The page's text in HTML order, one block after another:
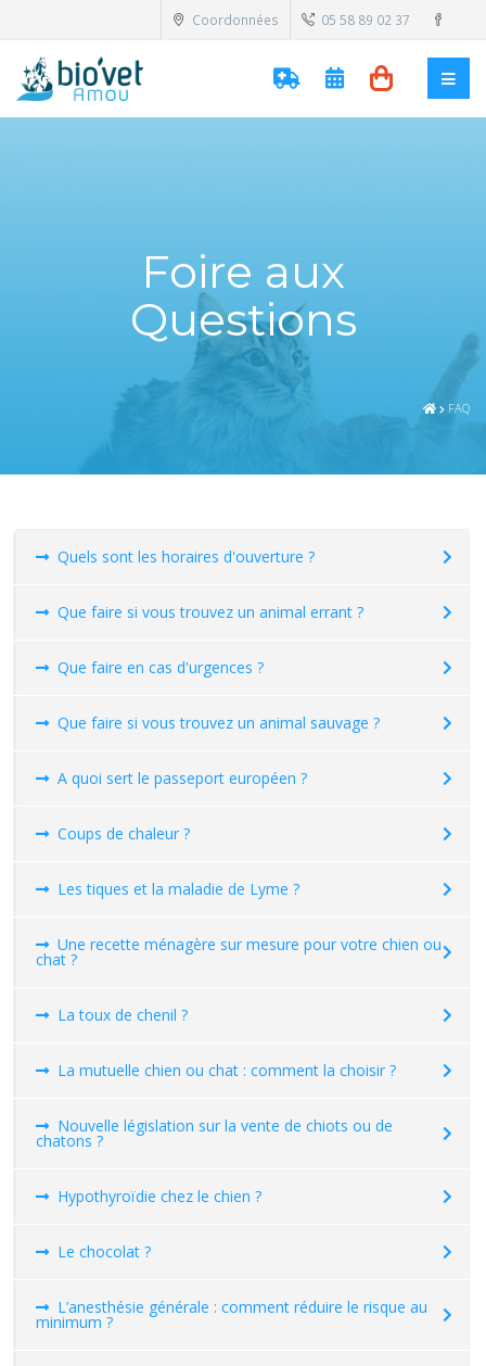
Coordonnées 05 58 89 02 37
Foire aux
Questions
FAQ
Quels sont les horaires d'ouverture ?
Que faire si vous trouvez un animal errant ?
Que faire en cas d'urgences ?
Que faire si vous trouvez un animal sauvage ?
A quoi sert le passeport européen ?
Coups de chaleur ?
Les tiques et la maladie de Lyme ?
Une recette ménagère sur mesure pour votre chien ou
chat ?
La toux de chenil ?
La mutuelle chien ou chat : comment la choisir ?
Nouvelle législation sur la vente de chiots ou de
chatons ?
Hypothyroïdie chez le chien ?
Le chocolat ?
L’anesthésie générale : comment réduire le risque au
minimum ?